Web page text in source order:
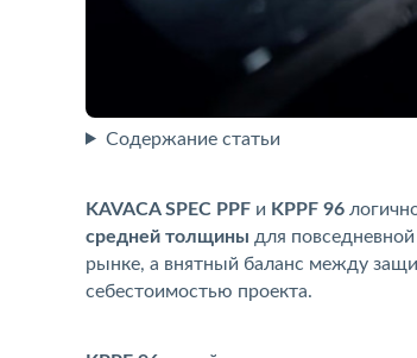
Содержание статьи
KAVACA SPEC PPF и KPPF 96
средней толщины для
рынке, а внятный баланс между
себестоимостью проекта.